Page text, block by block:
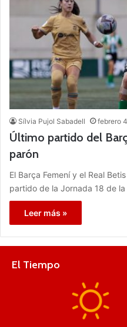
Sílvia Pujol Sabadell febrero
Último partido del
parón
El Barça Femení y el Real
partido de la Jornada 18 de
Leer más »
El Tiempo